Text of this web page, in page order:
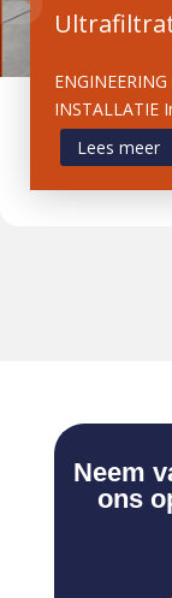
INSTALLATIE
Lees meer
Neem
ons